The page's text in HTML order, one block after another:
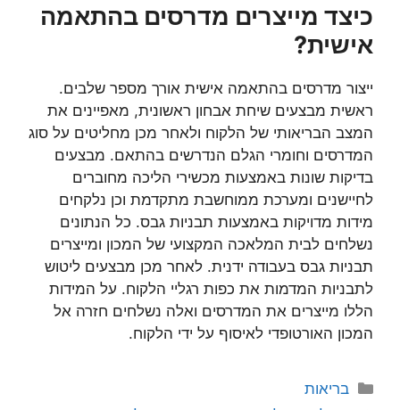
כיצד מייצרים מדרסים בהתאמה
אישית?
ייצור מדרסים בהתאמה אישית אורך מספר שלבים.
ראשית מבצעים שיחת אבחון ראשונית, מאפיינים את
המצב הבריאותי של הלקוח ולאחר מכן מחליטים על סוג
המדרסים וחומרי הגלם הנדרשים בהתאם. מבצעים
בדיקות שונות באמצעות מכשירי הליכה מחוברים
לחיישנים ומערכת ממוחשבת מתקדמת וכן נלקחים
מידות מדויקות באמצעות תבניות גבס. כל הנתונים
נשלחים לבית המלאכה המקצועי של המכון ומייצרים
תבניות גבס בעבודה ידנית. לאחר מכן מבצעים ליטוש
לתבניות המדמות את כפות רגליי הלקוח. על המידות
הללו מייצרים את המדרסים ואלה נשלחים חזרה אל
המכון האורטופדי לאיסוף על ידי הלקוח.
קטגוריות
בריאות